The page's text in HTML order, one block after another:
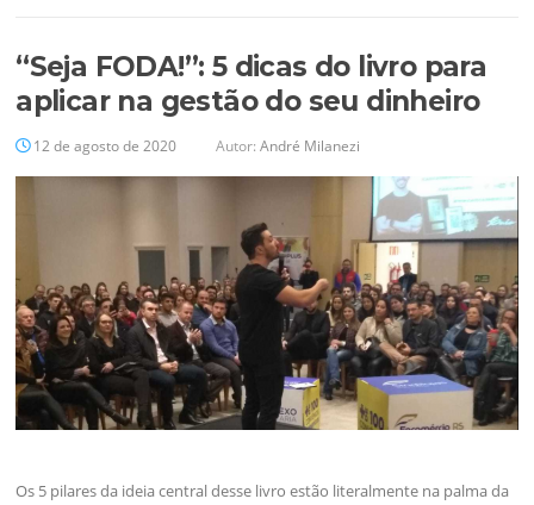
“Seja FODA!”: 5 dicas do livro para
aplicar na gestão do seu dinheiro
12 de agosto de 2020 Autor:André Milanezi
Os 5 pilares da ideia central desse livro estão literalmente na palma da